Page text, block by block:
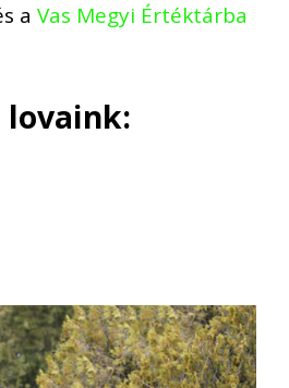
a Vas Megyi Értéktárba
lovaink: